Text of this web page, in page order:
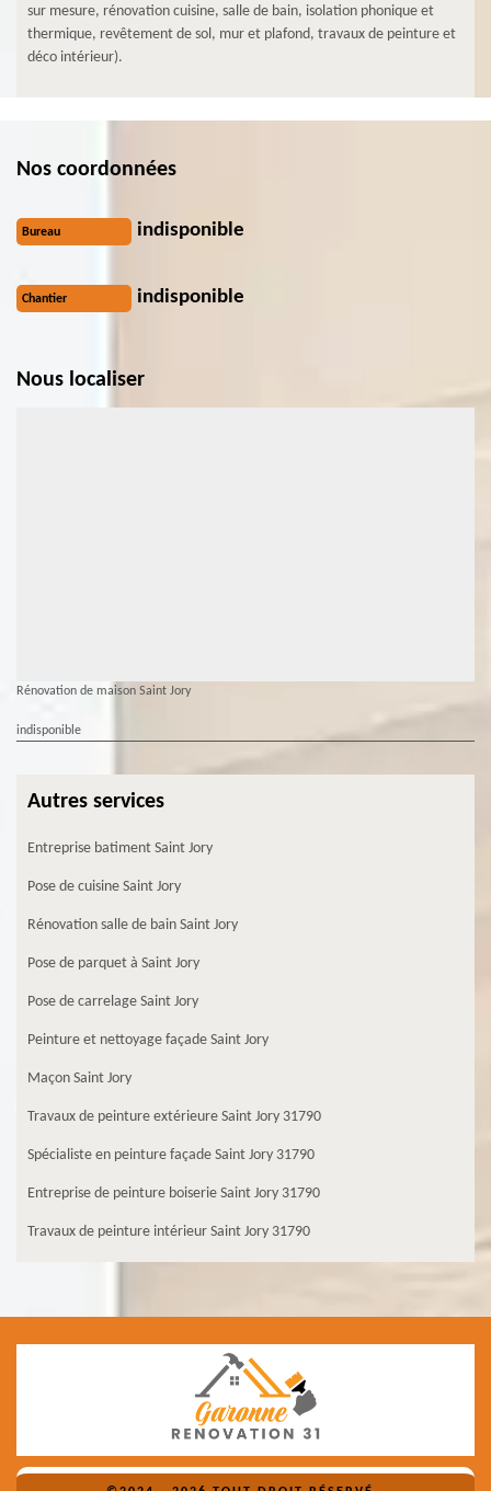
sur mesure, rénovation cuisine, salle de bain, isolation phonique et
thermique, revêtement de sol, mur et plafond, travaux de peinture et
déco intérieur).
Nos coordonnées
Bureau indisponible
Chantier indisponible
Nous localiser
Rénovation de maison Saint Jory
indisponible
Autres services
Entreprise batiment Saint Jory
Pose de cuisine Saint Jory
Rénovation salle de bain Saint Jory
Pose de parquet à Saint Jory
Pose de carrelage Saint Jory
Peinture et nettoyage façade Saint Jory
Maçon Saint Jory
Travaux de peinture extérieure Saint Jory 31790
Spécialiste en peinture façade Saint Jory 31790
Entreprise de peinture boiserie Saint Jory 31790
Travaux de peinture intérieur Saint Jory 31790